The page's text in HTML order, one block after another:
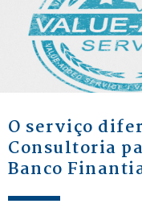
O serviço
Consultoria
Banco